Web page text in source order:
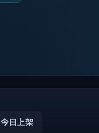
今日上架